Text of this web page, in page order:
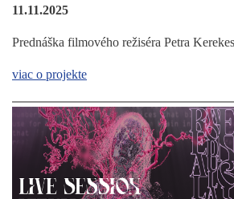
11.11.2025
Prednáška filmového režiséra Petra
viac o projekte